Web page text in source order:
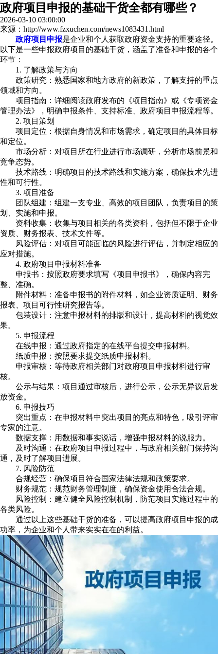
政府项目申报的基础干货全都有哪些？
2026-03-10 03:00:00
来源：http://www.fzxuchen.com/news1083431.html
政府项目申报是企业和个人获取政府资金支持的重要途径。
以下是一些申报政府项目的基础干货，涵盖了准备和申报的各个
环节：
1. 了解政策与方向
政策研究：熟悉国家和地方政府的新政策，了解支持的重点
领域和方向。
项目指南：详细阅读政府发布的《项目指南》或《专项资金
管理办法》，明确申报条件、支持标准、政府项目申报流程等。
2. 项目策划
项目定位：根据自身情况和市场需求，确定项目的具体目标
和定位。
市场分析：对项目所在行业进行市场调研，分析市场前景和
竞争态势。
技术路线：明确项目的技术路线和实施方案，确保技术先进
性和可行性。
3. 项目准备
团队组建：组建一支专业、高效的项目团队，负责项目的策
划、实施和申报。
资料收集：收集与项目相关的各类资料，包括但不限于企业
资质、财务报表、技术文件等。
风险评估：对项目可能面临的风险进行评估，并制定相应的
应对措施。
4. 政府项目申报材料准备
申报书：按照政府要求填写《项目申报书》，确保内容完
整、准确。
附件材料：准备申报书的附件材料，如企业资质证明、财务
报表、项目可行性研究报告等。
包装设计：注意申报材料的排版和设计，提高材料的视觉效
果。
5. 申报流程
在线申报：通过政府指定的在线平台提交申报材料。
纸质申报：按照要求提交纸质申报材料。
申报审核：等待政府相关部门对政府项目申报材料进行审
核。
公示与结果：项目通过审核后，进行公示，公示无异议后发
放资金。
6. 申报技巧
突出重点：在申报材料中突出项目的亮点和特色，吸引评审
专家的注意。
数据支撑：用数据和事实说话，增强申报材料的说服力。
及时沟通：在政府项目申报过程中，与政府相关部门保持沟
通，及时了解项目进展。
7. 风险防范
合规经营：确保项目符合国家法律法规和政策要求。
财务规范：规范财务管理制度，确保资金使用合法合规。
风险控制：建立健全风险控制机制，防范项目实施过程中的
各类风险。
通过以上这些基础干货的准备，可以提高政府项目申报的成
功率，为企业和个人带来实实在在的利益。